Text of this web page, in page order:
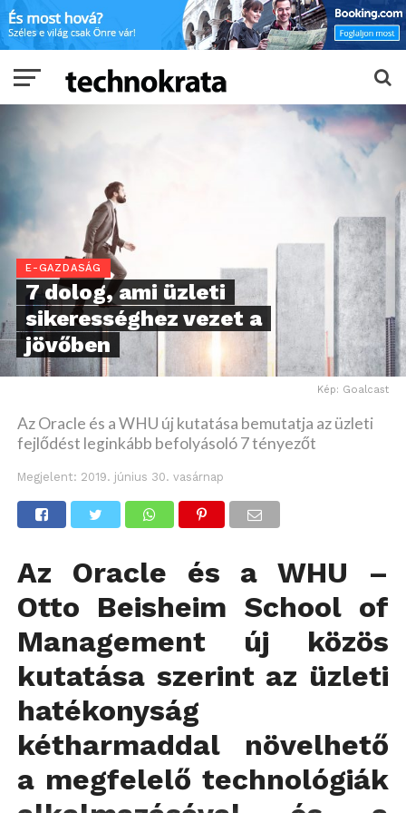
E-GAZDASÁG
7 dolog, ami üzleti
sikerességhez vezet a
jövőben
Kép: Goalcast
Az Oracle és a WHU új kutatása bemutatja az üzleti
fejlődést leginkább befolyásoló 7 tényezőt
Megjelent: 2019. június 30. vasárnap
Az Oracle és a WHU –
Otto Beisheim School of
Management új közös
kutatása szerint az üzleti
hatékonyság
kétharmaddal növelhető
a megfelelő technológiák